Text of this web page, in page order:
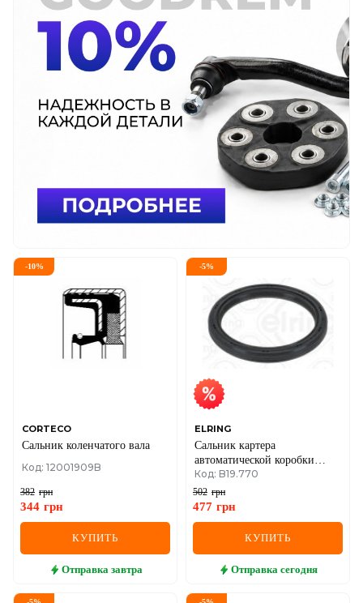
-10%
CORTECO
Сальник коленчатого вала
Код: 12001909B
382 грн
344 грн
КУПИТЬ
Отправка завтра
-5%
ELRING
Сальник картера
автоматической коробки
передач Ford Expedition 5.4
XLS 2007–, F-150 4.2 2007–
2009
Код: B19.770
502 грн
477 грн
КУПИТЬ
Отправка сегодня